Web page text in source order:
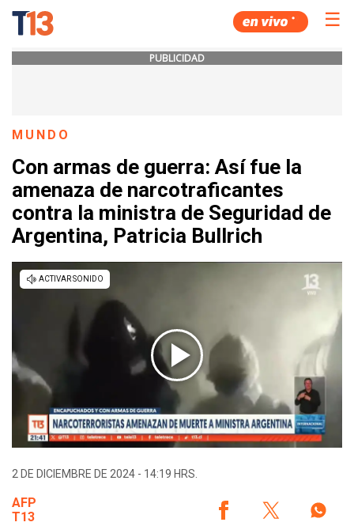
☰
PUBLICIDAD
MUNDO
Con armas de guerra: Así fue la
amenaza de narcotraficantes
contra la ministra de Seguridad de
Argentina, Patricia Bullrich
2 DE DICIEMBRE DE 2024 - 14:19 HRS.
AFP
T13